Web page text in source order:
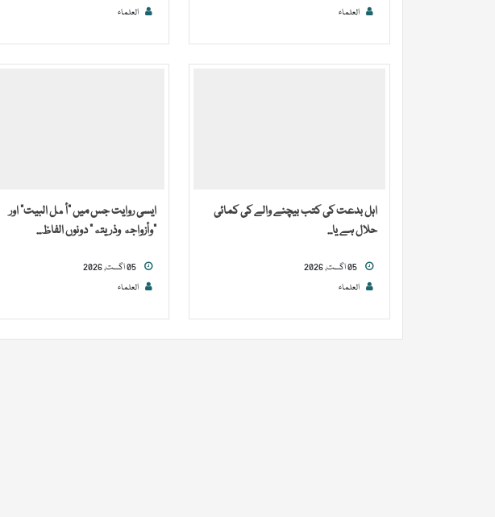
العلماء
العلماء
اہل بدعت کی کتب بیچنے والے کی کمائی
حلال ہے یا...
العلماء
ایسی روایت جس میں “أهل البيت” اور
“وأزواجه وذريته” دونوں الفاظ...
05 اگست, 2026
العلماء